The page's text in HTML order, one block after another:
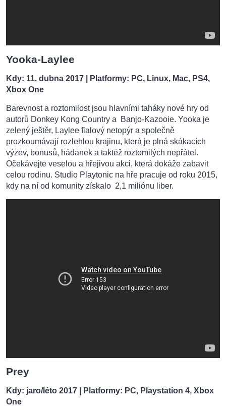
Yooka-Laylee
Kdy: 11. dubna 2017
| Platformy: PC, Linux, Mac, PS4,
Xbox One
Barevnost a roztomilost jsou hlavními taháky nové hry od
autorů Donkey Kong Country a Banjo-Kazooie. Yooka je
zelený ještěr, Laylee fialový netopýr a společně
prozkoumávají rozlehlou krajinu, která je plná skákacích
výzev, bonusů, hádanek a taktéž roztomilých nepřátel.
Očekávejte veselou a hřejivou akci, která dokáže zabavit
celou rodinu. Studio Playtonic na hře pracuje od roku 2015,
kdy na ní od komunity získalo 2,1 miliónu liber.
Prey
Kdy: jaro/léto 2017
| Platformy: PC, Playstation 4, Xbox
One